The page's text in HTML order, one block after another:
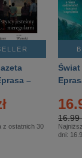
–
z ostatnich 30
Świat
16.99
dni: